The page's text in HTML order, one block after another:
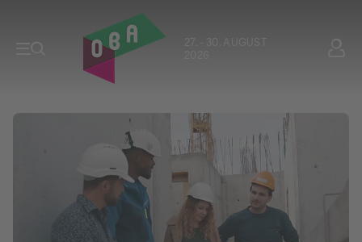
27. - 30. AUGUST